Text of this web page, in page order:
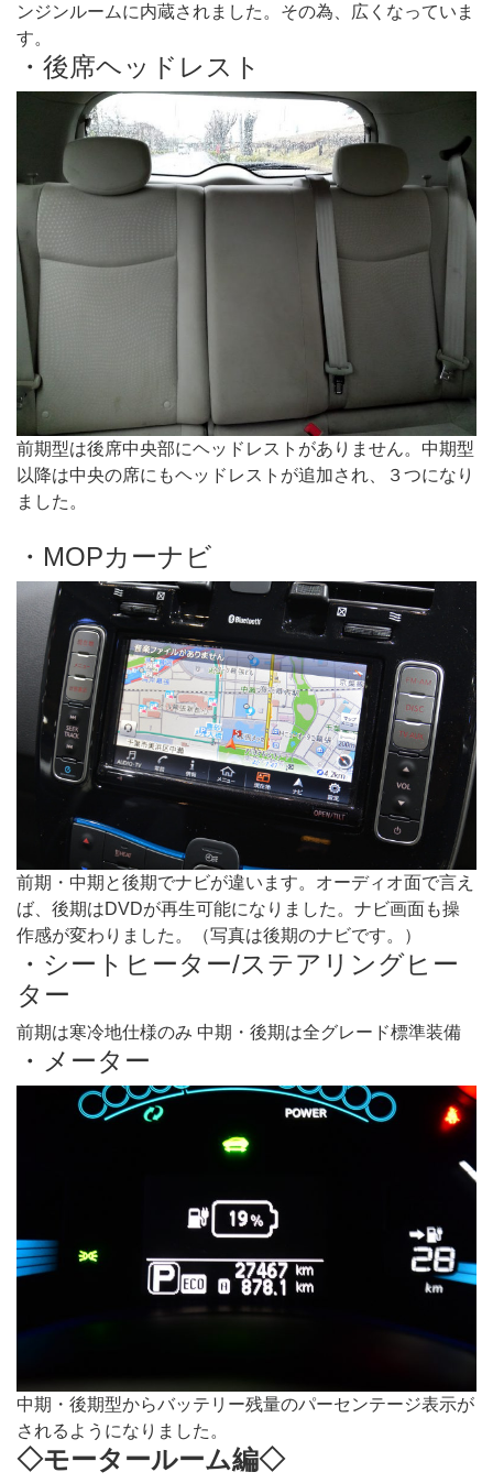
ンジンルームに内蔵されました。その為、広くなっていま
す。
・後席ヘッドレスト
前期型は後席中央部にヘッドレストがありません。中期型
以降は中央の席にもヘッドレストが追加され、３つになり
ました。
・MOPカーナビ
前期・中期と後期でナビが違います。オーディオ面で言え
ば、後期はDVDが再生可能になりました。ナビ画面も操
作感が変わりました。（写真は後期のナビです。）
・シートヒーター/ステアリングヒー
ター
前期は寒冷地仕様のみ 中期・後期は全グレード標準装備
・メーター
中期・後期型からバッテリー残量のパーセンテージ表示が
されるようになりました。
◇モータールーム編◇